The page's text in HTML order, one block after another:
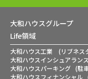
大和ハウスグループ
Life領域
大和ハウス工業 (リブネス
大和ハウスインシュアランス
大和ハウスパーキング (駐
大和ハウスフィナンシャル